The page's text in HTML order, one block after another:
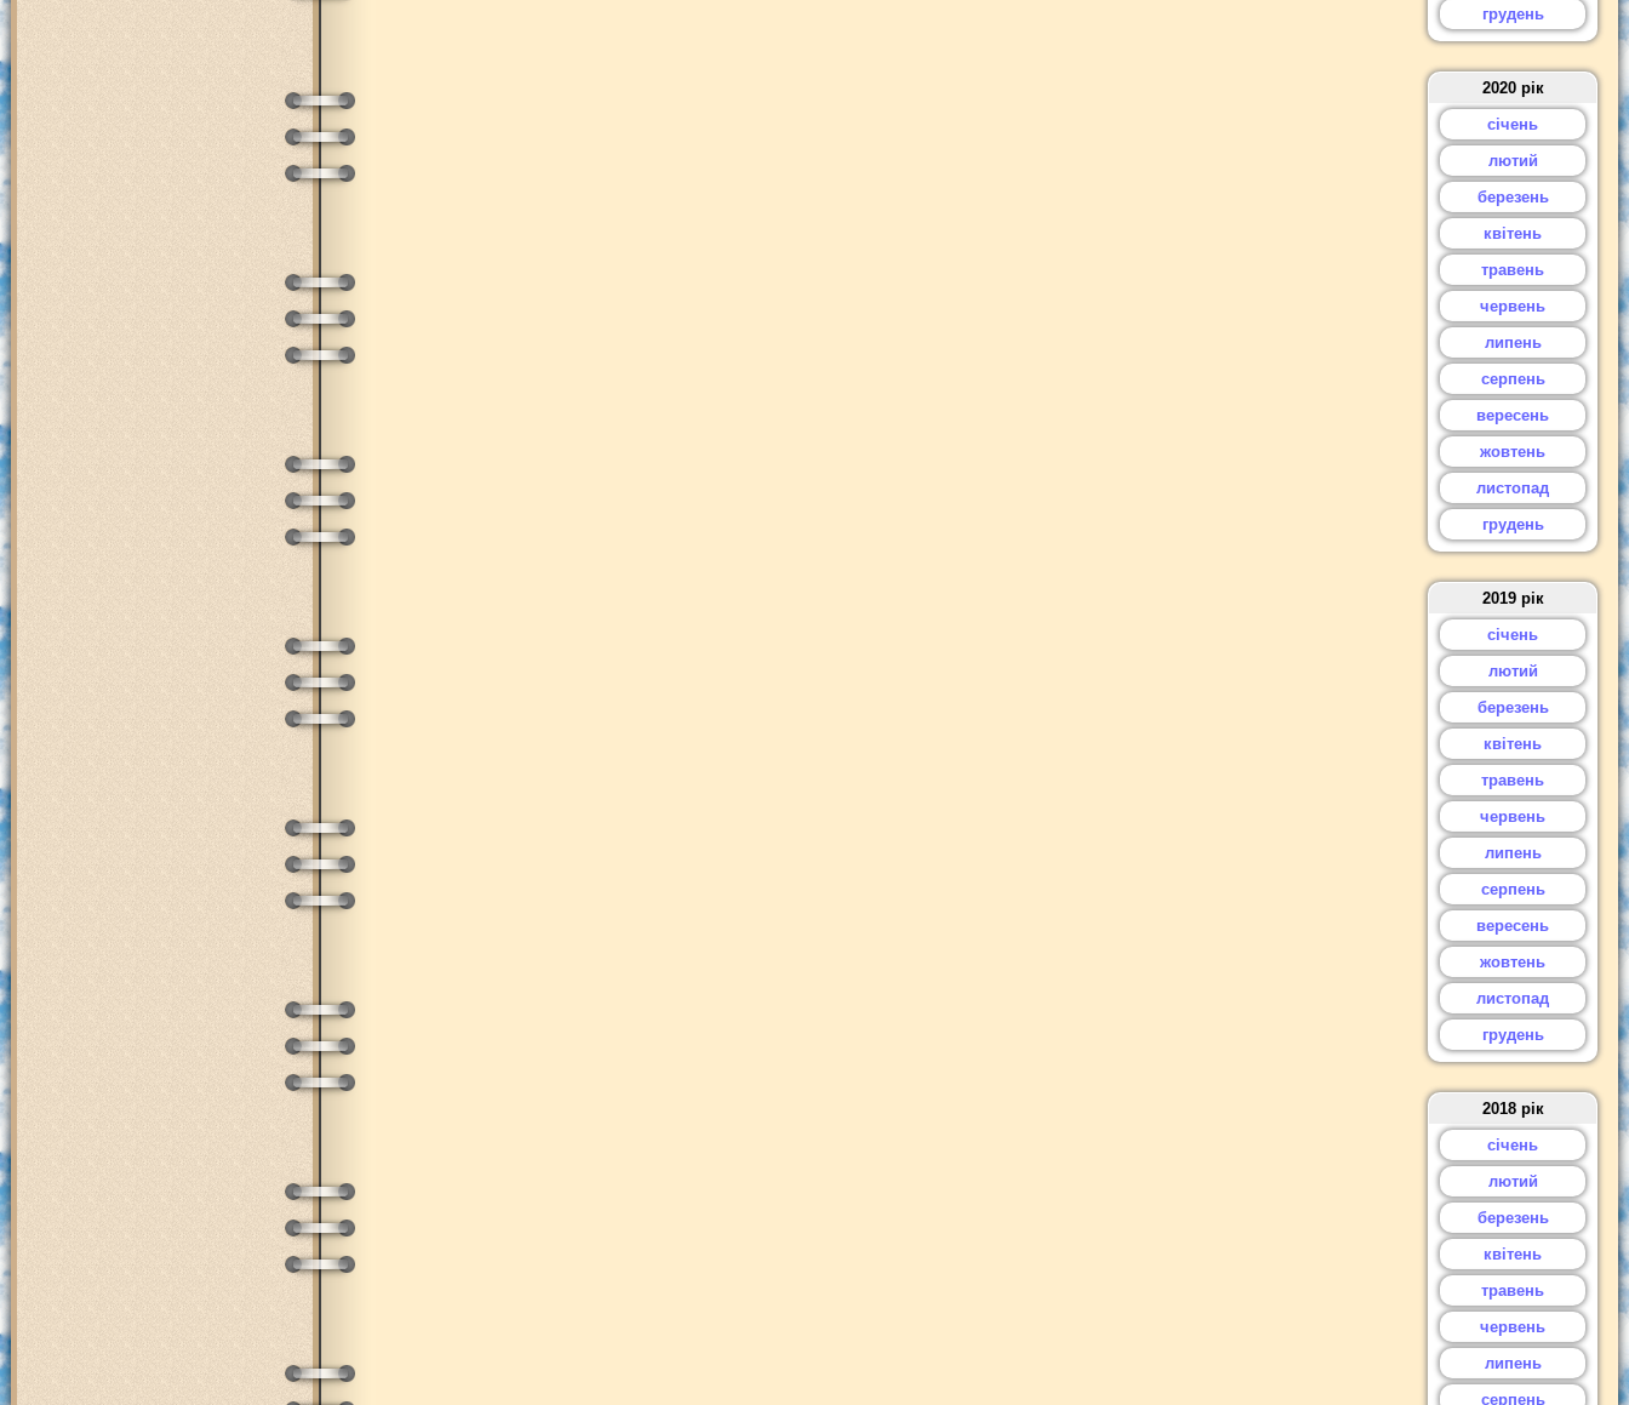
грудень
2020 рік
січень
лютий
березень
квітень
травень
червень
липень
серпень
вересень
жовтень
листопад
грудень
2019 рік
січень
лютий
березень
квітень
травень
червень
липень
серпень
вересень
жовтень
листопад
грудень
2018 рік
січень
лютий
березень
квітень
травень
червень
липень
серпень